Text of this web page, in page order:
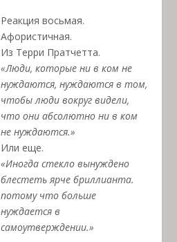
Реакция восьмая.
Афористичная.
Из Терри Пратчетта.
«Люди, которые ни в ком не
нуждаются, нуждаются в том,
чтобы люди вокруг видели,
что они абсолютно ни в ком
не нуждаются.»
Или еще.
«Иногда стекло вынуждено
блестеть ярче бриллианта.
потому что больше
нуждается в
самоутверждении.»